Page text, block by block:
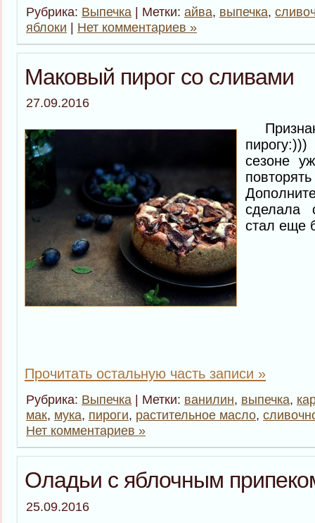
Рубрика: Выпечка | Метки: айва, выпечка,
яблоки | Нет комментариев »
Маковый пирог со сливами
27.09.2016
сезоне
сделала
стал еще
Прочитать остальную часть записи »
Рубрика: Выпечка | Метки: ванилин, выпечка,
мак, мука, пироги, растительное масло,
Нет комментариев »
Оладьи с яблочным
25.09.2016